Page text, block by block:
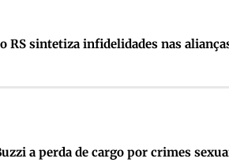
RS sintetiza infidelidades nas
a perda de cargo por crimes